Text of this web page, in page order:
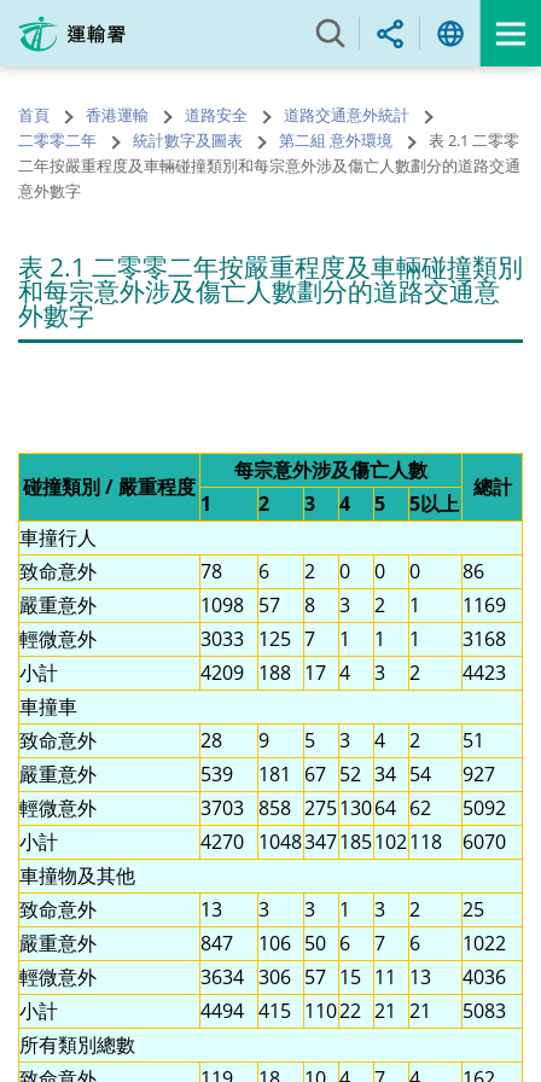
內
的
開
始
首頁 香港運輸 道路安全
道路交通意外統計
二零零二年
統計數字及圖表 第二組 意外環境
表 2.1 二零零
二年按嚴重程度及車輛碰撞類別和每宗意外涉及傷亡人數劃分的道路交通
意外數字
表 2.1 二零零二年按嚴重程度及車輛碰撞類別
和每宗意外涉及傷亡人數劃分的道路交通意
外數字
碰撞類別 / 嚴重程度
每宗意外涉及傷亡人數
總計
1 2 3 4 5
5以上
車撞行人
致命意外
78 6 2 0 0 0
86
嚴重意外
1098 57 8 3 2 1
1169
輕微意外
3033 125 7 1 1 1
3168
小計
4209 188 17 4 3 2
4423
車撞車
致命意外
28 9 5 3 4 2
51
嚴重意外
539 181 67 52 34 54
927
輕微意外
3703 858 27513064 62
5092
小計
4270 1048347185102118
6070
車撞物及其他
致命意外
13 3 3 1 3 2
25
嚴重意外
847 106 50 6 7 6
1022
輕微意外
3634 306 57 15 11 13
4036
小計
4494 415 11022 21 21
5083
所有類別總數